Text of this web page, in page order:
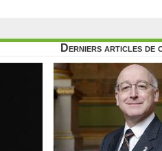
Derniers articles de